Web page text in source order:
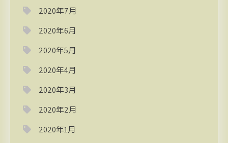
2020年7月
2020年6月
2020年5月
2020年4月
2020年3月
2020年2月
2020年1月